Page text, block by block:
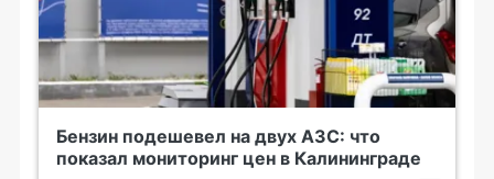
Бензин подешевел на двух АЗС: что
показал мониторинг цен в Калининграде